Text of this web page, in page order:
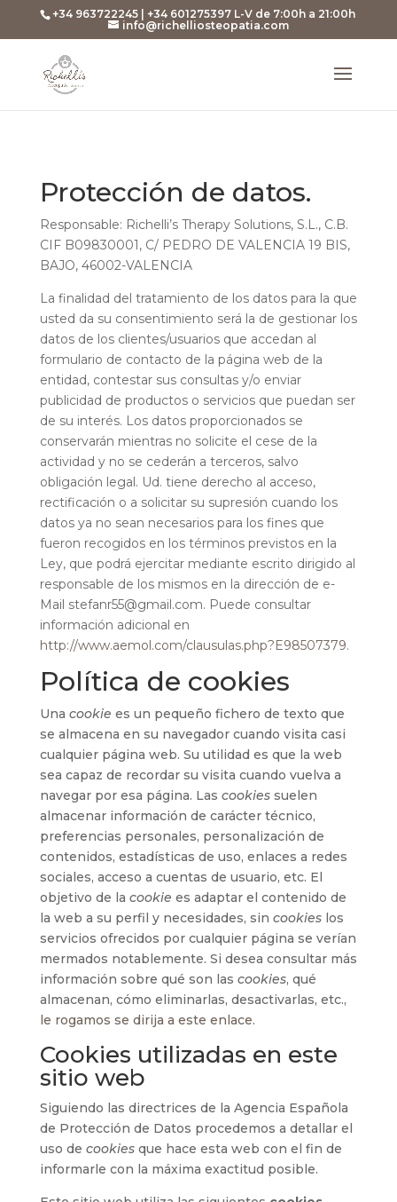
+34 963722245 | +34 601275397 L-V de 7:00h a 21:00h
info@richelliosteopatia.com
Protección de datos.
Responsable: Richelli’s Therapy Solutions, S.L., C.B.
CIF B09830001, C/ PEDRO DE VALENCIA 19 BIS,
BAJO, 46002-VALENCIA
La finalidad del tratamiento de los datos para la que
usted da su consentimiento será la de gestionar los
datos de los clientes/usuarios que accedan al
formulario de contacto de la página web de la
entidad, contestar sus consultas y/o enviar
publicidad de productos o servicios que puedan ser
de su interés. Los datos proporcionados se
conservarán mientras no solicite el cese de la
actividad y no se cederán a terceros, salvo
obligación legal. Ud. tiene derecho al acceso,
rectificación o a solicitar su supresión cuando los
datos ya no sean necesarios para los fines que
fueron recogidos en los términos previstos en la
Ley, que podrá ejercitar mediante escrito dirigido al
responsable de los mismos en la dirección de e-
Mail stefanr55@gmail.com. Puede consultar
información adicional en
http://www.aemol.com/clausulas.php?E98507379.
Política de cookies
Una cookie es un pequeño fichero de texto que
se almacena en su navegador cuando visita casi
cualquier página web. Su utilidad es que la web
sea capaz de recordar su visita cuando vuelva a
navegar por esa página. Las cookiessuelen
almacenar información de carácter técnico,
preferencias personales, personalización de
contenidos, estadísticas de uso, enlaces a redes
sociales, acceso a cuentas de usuario, etc. El
objetivo de la cookie es adaptar el contenido de
la web a su perfil y necesidades, sin cookieslos
servicios ofrecidos por cualquier página se verían
mermados notablemente. Si desea consultar más
información sobre qué son las cookies, qué
almacenan, cómo eliminarlas, desactivarlas, etc.,
le rogamos se dirija a este enlace.
Cookies utilizadas en este
sitio web
Siguiendo las directrices de la Agencia Española
de Protección de Datos procedemos a detallar el
uso de cookiesque hace esta web con el fin de
informarle con la máxima exactitud posible.